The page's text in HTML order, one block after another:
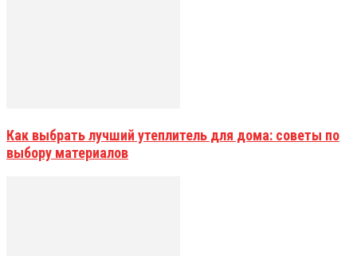
Как выбрать лучший утеплитель для дома: советы по
выбору материалов